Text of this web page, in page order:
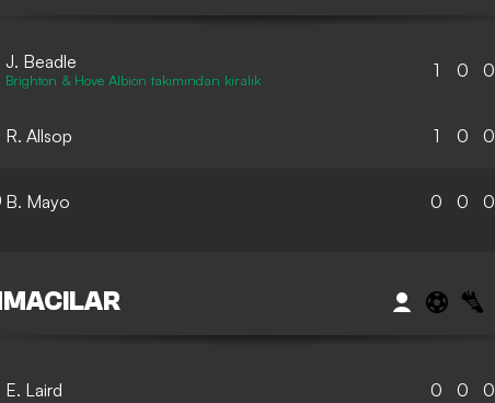
J. Beadle
Brighton & Hove Albion takımından kiralık 1 0 0
R. Allsop 1 0 0
B. Mayo 0 0 0
E. Laird 0 0 0